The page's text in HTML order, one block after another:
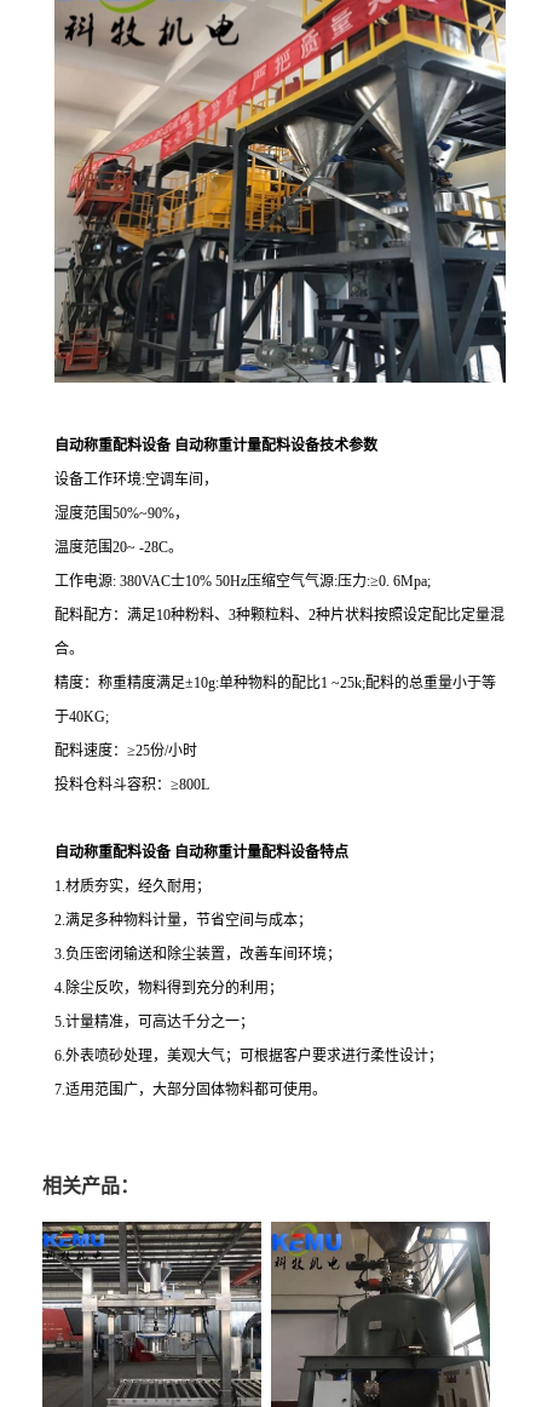
自动称重配料设备 自动称重计量配料设备技术参数
设备工作环境:空调车间，
湿度范围50%~90%，
温度范围20~ -28C。
工作电源: 380VAC士10% 50Hz压缩空气气源:压力:≥0. 6Mpa;
配料配方：满足10种粉料、3种颗粒料、2种片状料按照设定配比定量混
合。
精度：称重精度满足±10g:单种物料的配比1 ~25k;配料的总重量小于等
于40KG;
配料速度：≥25份/小时
投料仓料斗容积：≥800L
自动称重配料设备 自动称重计量配料设备特点
1.材质夯实，经久耐用；
2.满足多种物料计量，节省空间与成本；
3.负压密闭输送和除尘装置，改善车间环境；
4.除尘反吹，物料得到充分的利用；
5.计量精准，可高达千分之一；
6.外表喷砂处理，美观大气；可根据客户要求进行柔性设计；
7.适用范围广，大部分固体物料都可使用。
相关产品：